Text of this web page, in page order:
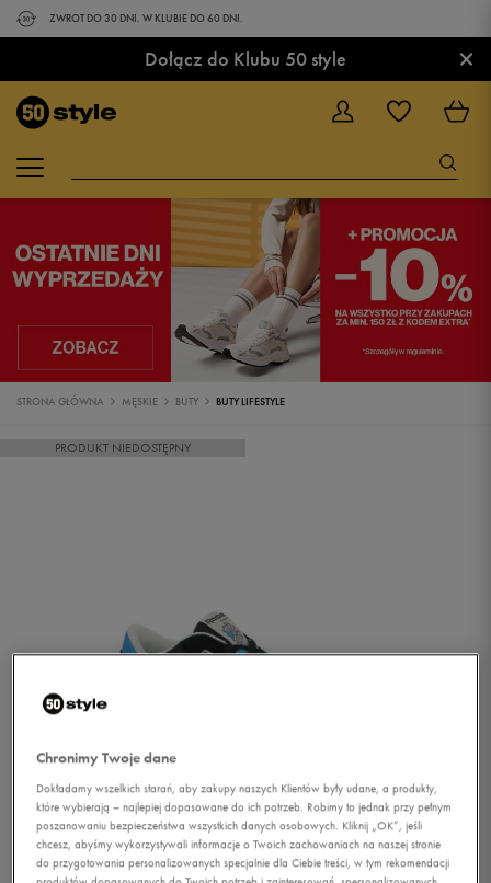
ZWROT DO 30 DNI. W KLUBIE DO 60 DNI.
Dołącz do Klubu 50 style ×
STRONA GŁÓWNA MĘSKIE BUTY BUTY LIFESTYLE
PRODUKT NIEDOSTĘPNY
Chronimy Twoje dane
Dokładamy wszelkich starań, aby zakupy naszych Klientów były udane, a produkty,
które wybierają – najlepiej dopasowane do ich potrzeb. Robimy to jednak przy pełnym
poszanowaniu bezpieczeństwa wszystkich danych osobowych. Kliknij „OK”, jeśli
chcesz, abyśmy wykorzystywali informacje o Twoich zachowaniach na naszej stronie
do przygotowania personalizowanych specjalnie dla Ciebie treści, w tym rekomendacji